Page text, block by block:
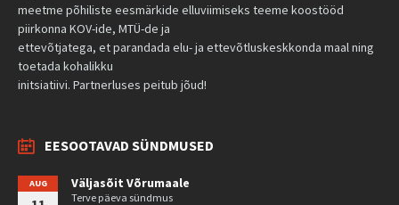
meetme põhiliste eesmärkide elluviimiseks teeme koostööd
piirkonna KOV-ide, MTÜ-de ja
ettevõtjatega, et parandada elu- ja ettevõtluskeskkonda maal ning
toetada kohalikku
initsiatiivi. Partnerluses peitub jõud!
EESOOTAVAD SÜNDMUSED
AUG Väljasõit Võrumaale
Terve päeva sündmus